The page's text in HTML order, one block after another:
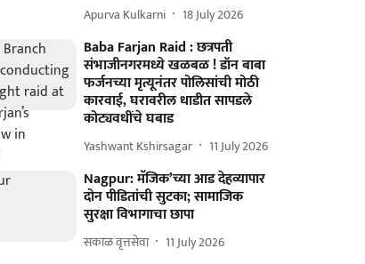
Apurva Kulkarni 18 July 2026
Baba Farjan Raid : छत्रपती
संभाजीनगरमध्ये खळबळ ! डॉन बाबा
फर्जनच्या मृत्यूनंतर पोलिसांची मोठी
कारवाई, घरावरील धाडीत सापडले
कोट्यवधींचे घबाड
Yashwant Kshirsagar 11 July 2026
Nagpur: मॅजिक’च्या आड देहव्यापार
दोन पीडितांची सुटका; सामाजिक
सुरक्षा विभागाचा छापा
सकाळ वृत्तसेवा 11 July 2026